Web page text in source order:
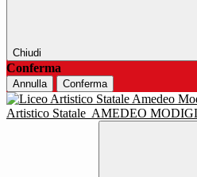
Chiudi
Conferma
Annulla Conferma
Artistico Statale AMEDEO